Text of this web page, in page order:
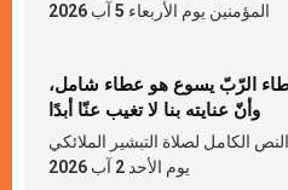
المؤمنين يوم الأربعاء 5 آب 2026
الرّبّ يسوع هو عطاء شامل،
وأنّ عنايته بنا لا تغيب عنّا أبدًا
النص الكامل لصلاة التبشير الملائكي
يوم الأحد 2 آب 2026